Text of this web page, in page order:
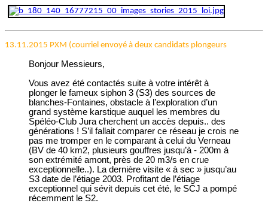
13.11.2015 PXM (courriel envoyé à deux candidats plongeurs
Bonjour Messieurs,
Vous avez été contactés suite à votre intérêt à
plonger le fameux siphon 3 (S3) des sources de
blanches-Fontaines, obstacle à l’exploration d’un
grand système karstique auquel les membres du
Spéléo-Club Jura cherchent un accès depuis.. des
générations ! S’il fallait comparer ce réseau je crois ne
pas me tromper en le comparant à celui du Verneau
(BV de 40 km2, plusieurs gouffres jusqu’à - 200m à
son extrémité amont, près de 20 m3/s en crue
exceptionnelle..). La dernière visite « à sec » jusqu’au
S3 date de l’étiage 2003. Profitant de l’étiage
exceptionnel qui sévit depuis cet été, le SCJ a pompé
récemment le S2.